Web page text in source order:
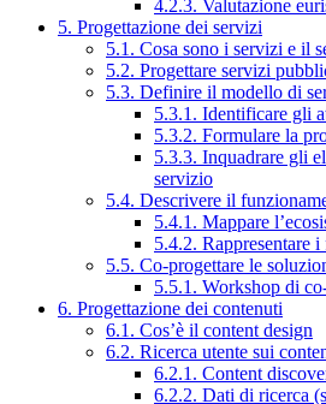
4.2.3. Valutazione
5. Progettazione dei servizi
5.1. Cosa sono i servizi e il
5.2. Progettare servizi
5.3. Definire il modello di
5.3.1. Identificare gli
5.3.2. Formulare la
5.3.3. Inquadrare gli
servizio
5.4. Descrivere il
5.4.1. Mappare
5.4.2. Rappresentare
5.5. Co-progettare le
5.5.1. Workshop di
6. Progettazione dei contenuti
6.1. Cos’è il content design
6.2. Ricerca utente sui
6.2.1. Content
6.2.2. Dati di ricerca